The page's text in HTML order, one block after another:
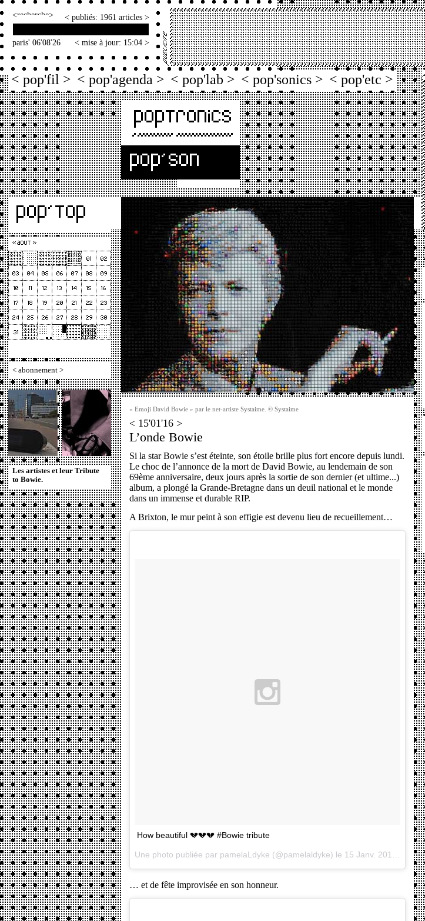
< > < publiés: 1961 articles >
paris' 06'08'26 < mise à jour: 15:04 >
< pop'fil > < pop'agenda > < pop'lab > < pop'sonics > < pop'etc >
< abonnement >
Les artistes et leur Tribute
to Bowie.
« Emoji David Bowie » par le net-artiste Systaime. © Systaime
< 15'01'16 >
L’onde Bowie
Si la star Bowie s’est éteinte, son étoile brille plus fort encore depuis lundi.
Le choc de l’annonce de la mort de David Bowie, au lendemain de son
69ème anniversaire, deux jours après la sortie de son dernier (et ultime...)
album, a plongé la Grande-Bretagne dans un deuil national et le monde
dans un immense et durable RIP.
A Brixton, le mur peint à son effigie est devenu lieu de recueillement…
How beautiful 💔💔💔 #Bowie tribute
Une photo publiée par pamelaLdyke (@pamelaldyke) le 15 Janv. 2016 à 1h39 PST
… et de fête improvisée en son honneur.